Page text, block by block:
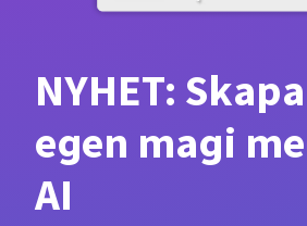
NYHET:
egen magi
AI